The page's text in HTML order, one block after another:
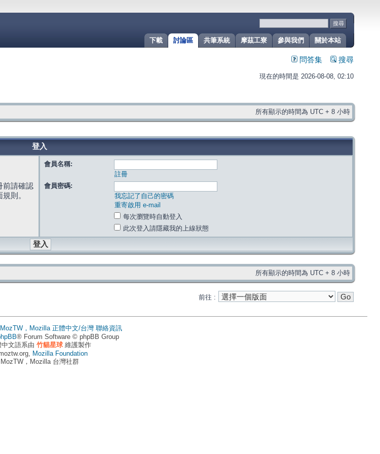
關於本站
參與我們
摩茲工寮
共筆系統
討論區
下載
問答集 搜尋
現在的時間是 2026-08-08, 02:10
所有顯示的時間為 UTC + 8 小時
登入
前請確認
則。
會員名稱:
註冊
會員密碼:
我忘記了自己的密碼
重寄啟用 e-mail
每次瀏覽時自動登入
此次登入請隱藏我的上線狀態
所有顯示的時間為 UTC + 8 小時
前往 :
MozTW，Mozilla 正體中文/台灣 聯絡資訊
® Forum Software © phpBB Group
中文語系由 竹貓星球維護製作
Mozilla Foundation
MozTW，Mozilla 台灣社群